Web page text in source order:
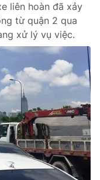
liên hoàn đã xảy
từ quận 2 qua
xử lý vụ việc.